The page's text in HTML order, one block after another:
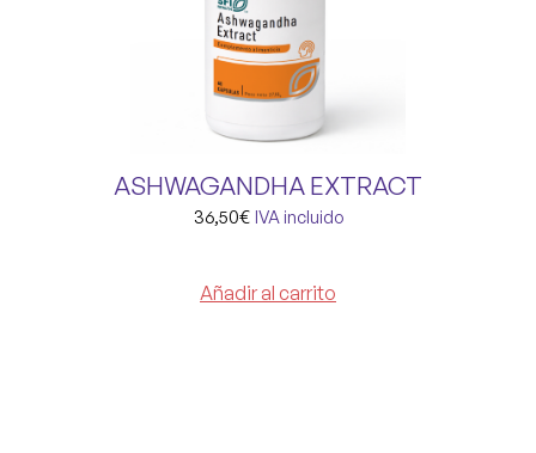
ASHWAGANDHA EXTRACT
36,50€ IVA incluido
Añadir al carrito